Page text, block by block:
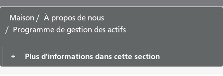
Maison
À propos de nous
Programme de gestion des actifs
Plus d'informations dans cette section